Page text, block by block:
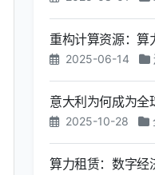
重构计算资源：算
2025-06-14
意大利为何成为全
2025-10-28
算力租赁：数字经